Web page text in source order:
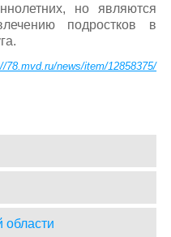
но являются
подростков в
78.mvd.ru/news/item/12858375/
области